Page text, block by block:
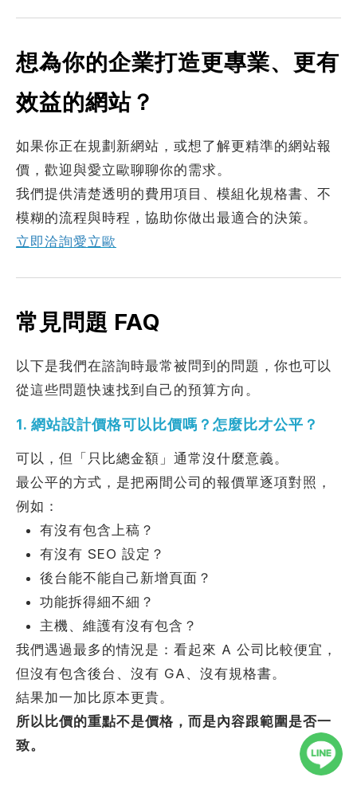
想為你的企業打造更專業、更有
效益的網站？
如果你正在規劃新網站，或想了解更精準的網站報
價，歡迎與愛立歐聊聊你的需求。
我們提供清楚透明的費用項目、模組化規格書、不
模糊的流程與時程，協助你做出最適合的決策。
立即洽詢愛立歐
常見問題 FAQ
以下是我們在諮詢時最常被問到的問題，你也可以
從這些問題快速找到自己的預算方向。
1. 網站設計價格可以比價嗎？怎麼比才公平？
可以，但「只比總金額」通常沒什麼意義。
最公平的方式，是把兩間公司的報價單逐項對照，
例如：
有沒有包含上稿？
有沒有 SEO 設定？
後台能不能自己新增頁面？
功能拆得細不細？
主機、維護有沒有包含？
我們遇過最多的情況是：看起來 A 公司比較便宜，
但沒有包含後台、沒有 GA、沒有規格書。
結果加一加比原本更貴。
所以比價的重點不是價格，而是內容跟範圍是否一
致。
地址：台中市西屯區大墩二十街63號2F-1
電話：04-23109296
info@ileo.com.tw
Design│Internet Marketing│OnlineBooking
位RWD響應式網頁設計規劃團隊